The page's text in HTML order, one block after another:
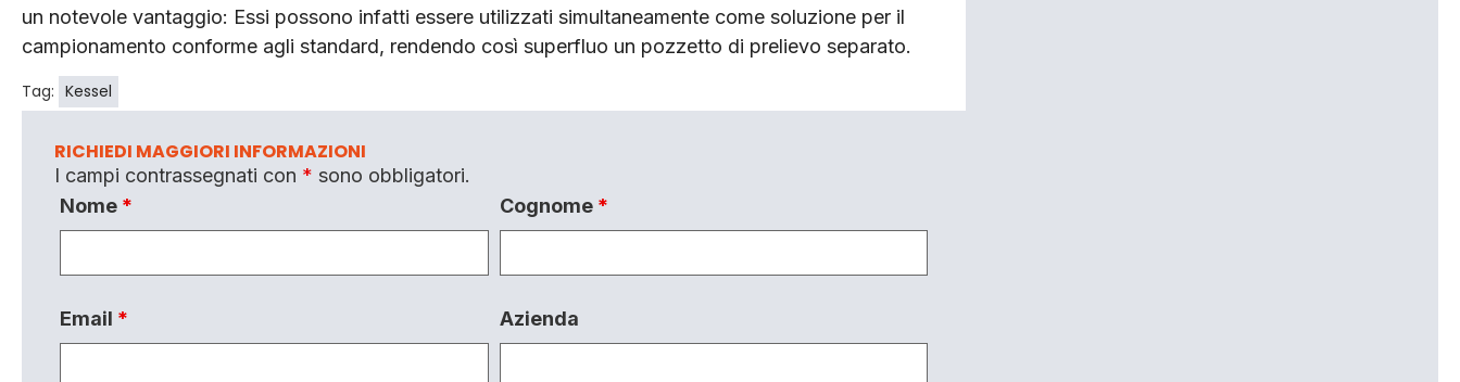
un notevole vantaggio: Essi possono infatti essere utilizzati simultaneamente come soluzione per il
campionamento conforme agli standard, rendendo così superfluo un pozzetto di prelievo separato.
Tag: Kessel
RICHIEDI MAGGIORI INFORMAZIONI
I campi contrassegnati con * sono obbligatori.
Nome * Cognome *
Email * Azienda